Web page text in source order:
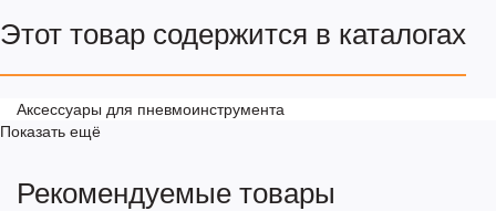
Этот товар содержится в каталогах
Аксессуары для пневмоинструмента
Показать ещё
Рекомендуемые товары